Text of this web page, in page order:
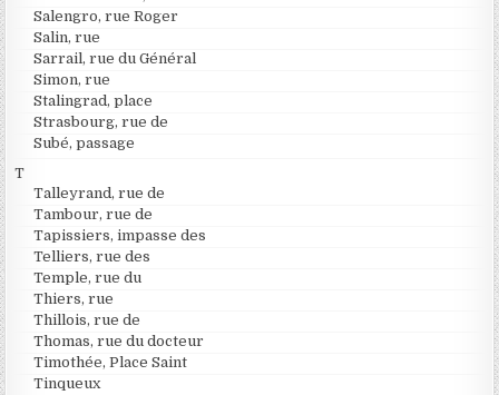
Salengro, rue Roger
Salin, rue
Sarrail, rue du Général
Simon, rue
Stalingrad, place
Strasbourg, rue de
Subé, passage
T
Talleyrand, rue de
Tambour, rue de
Tapissiers, impasse des
Telliers, rue des
Temple, rue du
Thiers, rue
Thillois, rue de
Thomas, rue du docteur
Timothée, Place Saint
Tinqueux